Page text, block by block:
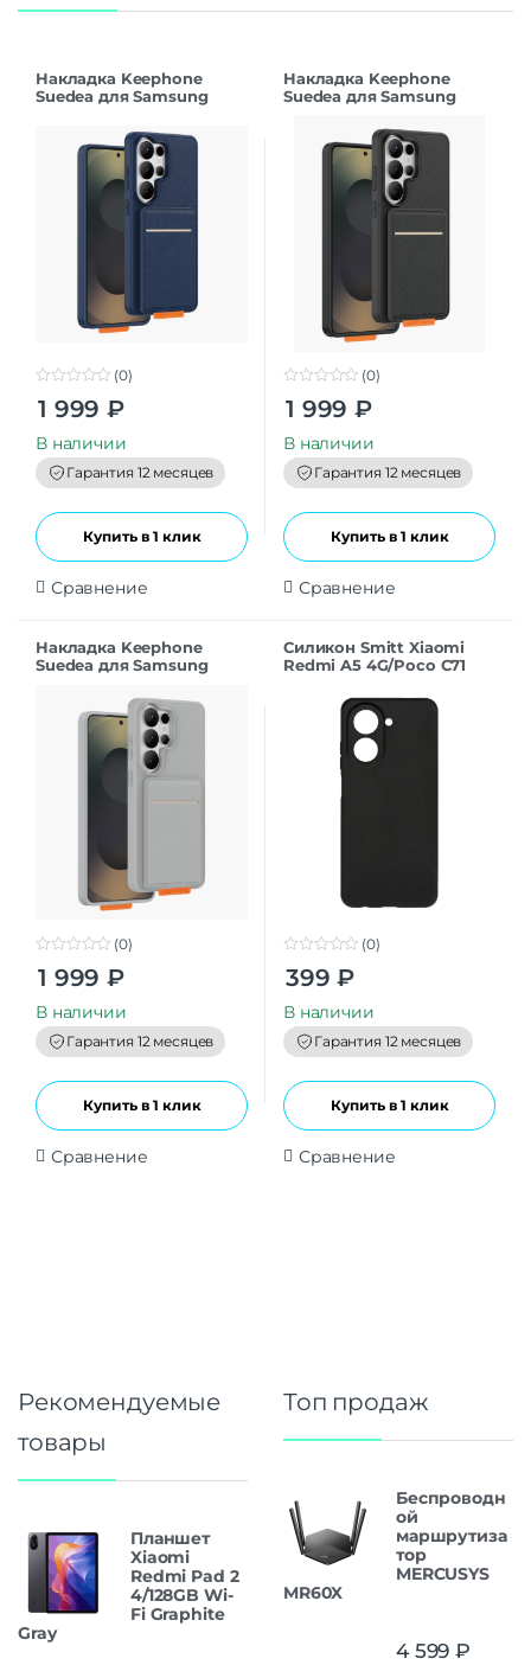
Накладка Keephone
Suedea для Samsung
t
o
f
5
(0)
1 999 ₽
В наличии
Гарантия 12 месяцев
Купить в 1 клик
Сравнение
Накладка Keephone
Suedea для Samsung
t
o
f
5
(0)
1 999 ₽
В наличии
Гарантия 12 месяцев
Купить в 1 клик
Сравнение
Накладка Keephone
Suedea для Samsung
t
o
f
5
(0)
1 999 ₽
В наличии
Гарантия 12 месяцев
Купить в 1 клик
Сравнение
Силикон Smitt Xiaomi
Redmi A5 4G/Poco C71
o
t
o
f
5
(0)
399 ₽
В наличии
Гарантия 12 месяцев
Купить в 1 клик
Сравнение
Рекомендуемые
товары
Планшет
Xiaomi
Redmi Pad 2
4/128GB Wi-
Fi Graphite
Gray
Топ продаж
Беспроводн
ой
маршрутиза
тор
MERCUSYS
MR60X
4 599 ₽